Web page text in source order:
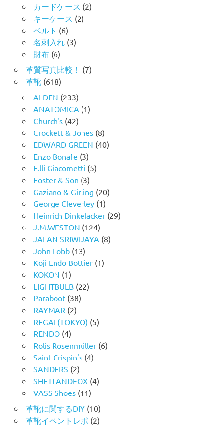
カードケース (2)
キーケース (2)
ベルト (6)
名刺入れ (3)
財布(6)
革質写真比較！ (7)
革靴(618)
ALDEN (233)
ANATOMICA (1)
Church's(42)
Crockett & Jones(8)
EDWARD GREEN (40)
Enzo Bonafe (3)
F.lli Giacometti (5)
Foster & Son (3)
Gaziano & Girling (20)
George Cleverley(1)
Heinrich Dinkelacker(29)
J.M.WESTON (124)
JALAN SRIWIJAYA (8)
John Lobb(13)
Koji Endo Bottier(1)
KOKON (1)
LIGHTBULB(22)
Paraboot(38)
RAYMAR (2)
REGAL(TOKYO) (5)
RENDO(4)
Rolis Rosenmüller(6)
Saint Crispin's(4)
SANDERS (2)
SHETLANDFOX(4)
VASS Shoes(11)
革靴に関するDIY(10)
革靴イベントレポ (2)